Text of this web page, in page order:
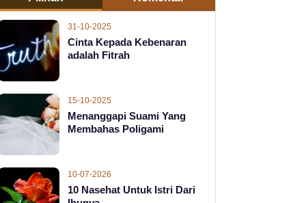
31-10-2025
Cinta Kepada Kebenaran
adalah Fitrah
15-10-2025
Menanggapi Suami Yang
Membahas Poligami
10-07-2026
10 Nasehat Untuk Istri Dari